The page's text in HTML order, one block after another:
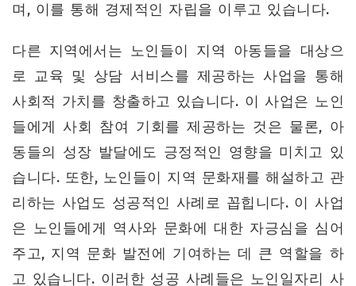
며, 이를 통해 경제적인 자립을 이루고 있습니다.
다른 지역에서는 노인들이 지역 아동들을 대상으
로 교육 및 상담 서비스를 제공하는 사업을 통해
사회적 가치를 창출하고 있습니다. 이 사업은 노인
들에게 사회 참여 기회를 제공하는 것은 물론, 아
동들의 성장 발달에도 긍정적인 영향을 미치고 있
습니다. 또한, 노인들이 지역 문화재를 해설하고 관
리하는 사업도 성공적인 사례로 꼽힙니다. 이 사업
은 노인들에게 역사와 문화에 대한 자긍심을 심어
주고, 지역 문화 발전에 기여하는 데 큰 역할을 하
고 있습니다. 이러한 성공 사례들은 노인일자리 사